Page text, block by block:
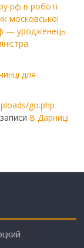
рф в роботі
московської
— уродженець
для
go.php
В Дарниці